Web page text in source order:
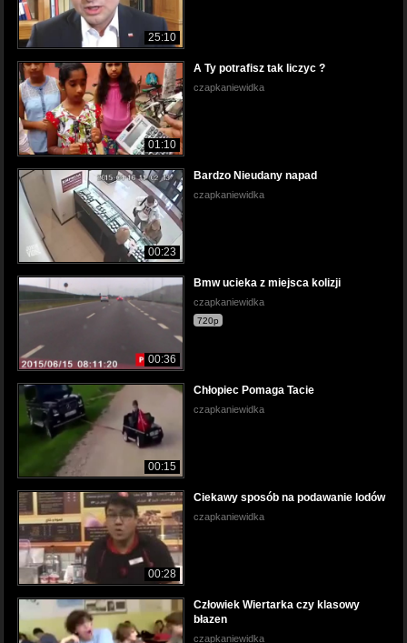
25:10
01:10
A Ty potrafisz tak liczyc ?
czapkaniewidka
00:23
Bardzo Nieudany napad
czapkaniewidka
00:36
Bmw ucieka z miejsca kolizji
czapkaniewidka
720p
00:15
Chłopiec Pomaga Tacie
czapkaniewidka
00:28
Ciekawy sposób na podawanie lodów
czapkaniewidka
Człowiek Wiertarka czy klasowy
błazen
czapkaniewidka